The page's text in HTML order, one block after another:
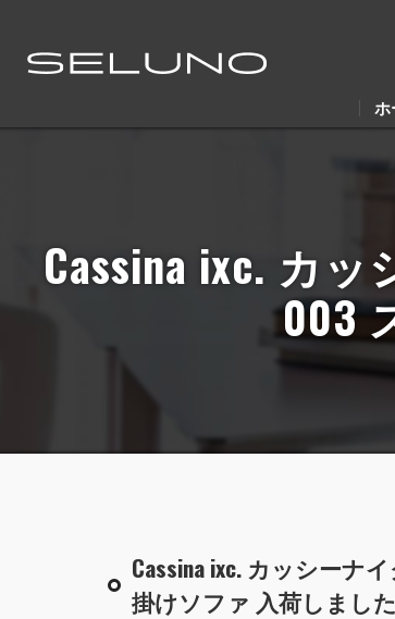
ホ
Cassina ixc. カッ
003
Cassina ixc. カッシーナ
掛けソファ 入荷しまし